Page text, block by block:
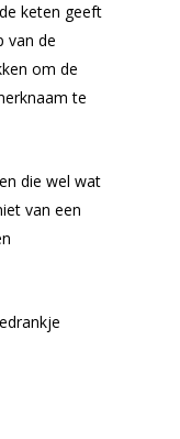
keten geeft
van de
om de
te
die wel wat
van een